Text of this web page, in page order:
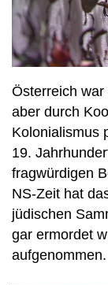
Österreich
aber durch
Kolonialismus
19.
fragwürdigen
NS-Zeit hat
jüdischen
gar ermordet
aufgenommen.